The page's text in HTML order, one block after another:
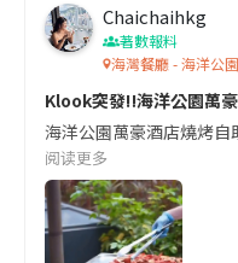
Chaichaihkg
著數報料
海灣餐廳 - 海洋公
Klook突發‼️海洋公園萬豪
海洋公園萬豪酒店燒烤
阅读更多